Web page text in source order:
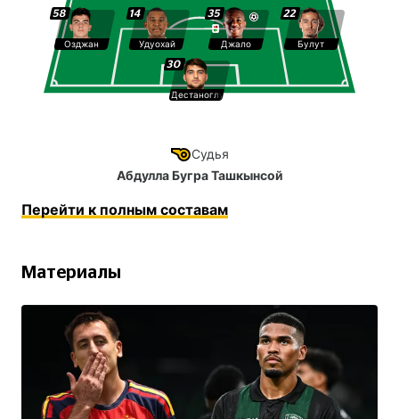
14
Удуохай
30
Дестаноглу
35
Джало
58
Озджан
22
Булут
Судья
Абдулла Бугра Ташкынсой
Перейти к полным составам
Материалы